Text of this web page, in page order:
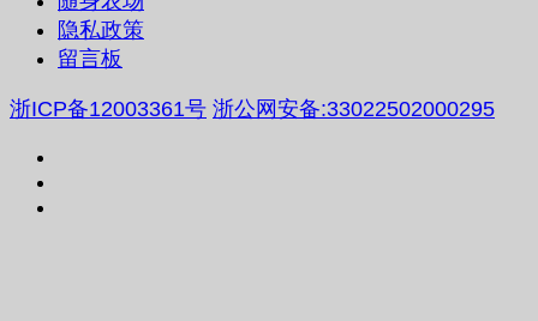
隐私政策
留言板
浙ICP备12003361号 浙公网安备:33022502000295